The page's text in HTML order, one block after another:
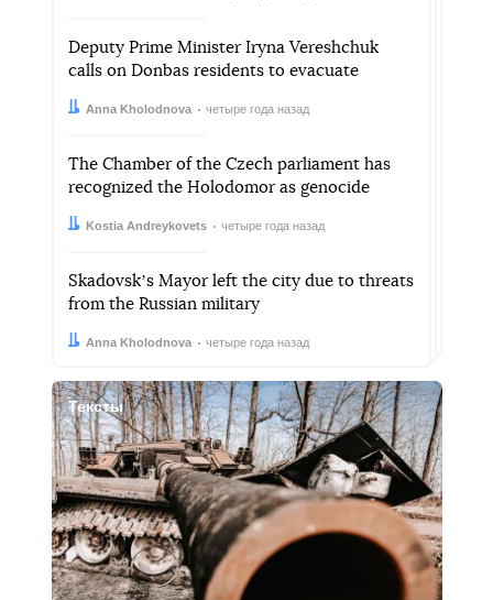
Deputy Prime Minister Iryna Vereshchuk
calls on Donbas residents to evacuate
Автор:Anna Kholodnova
Дата: четыре года назад
The Chamber of the Czech parliament has
recognized the Holodomor as genocide
Автор:
Kostia Andreykovets
Дата: четыре года назад
Skadovskʼs Mayor left the city due to threats
from the Russian military
Автор:Anna Kholodnova
Дата: четыре года назад
Тексты